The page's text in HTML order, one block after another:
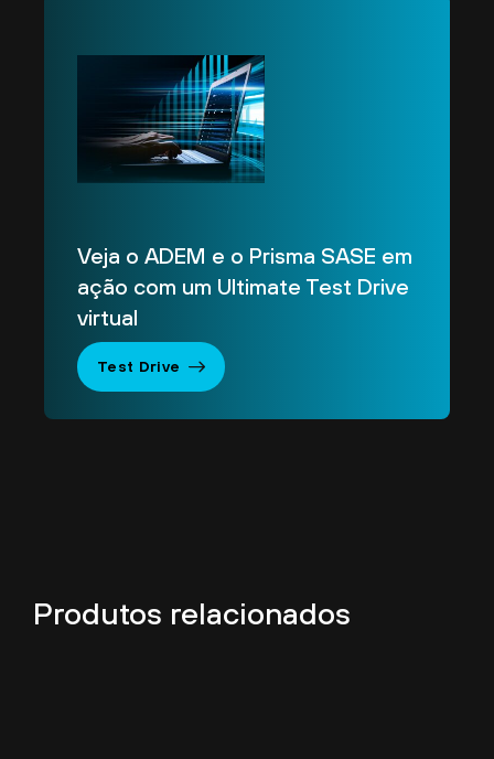
Veja o ADEM e o Prisma SASE em
ação com um Ultimate Test Drive
virtual
Test Drive
Produtos relacionados